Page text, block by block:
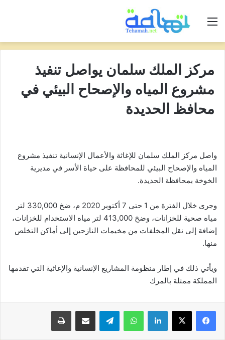
القائمة
مركز الملك سلمان يواصل تنفيذ
مشروع المياه والإصحاح البيئي في
محافظ الحديدة
واصل مركز الملك سلمان للإغاثة والأعمال الإنسانية تنفيذ مشروع
المياه والإصحاح البيئي للمحافظة على حياة الأسر في مديرية
الخوخة بمحافظة الحديدة.
وجرى خلال الفترة من 1 حتى 7 أكتوبر 2020 م، ضخ 330,000 لتر
مياه صحية للخزانات، وضخ 413,000 لتر مياه الاستخدام للخزانات،
إضافة إلى نقل المخلفات من مخيمات النازحين إلى أماكن التخلص
منها.
ويأتي ذلك في إطار منظومة المشاريع الإنسانية والإغاثية التي تقدمها
المملكة ممثلة بالمرك
لينكدإن واتساب تيلقرام مشاركة عبر البريد طباعة